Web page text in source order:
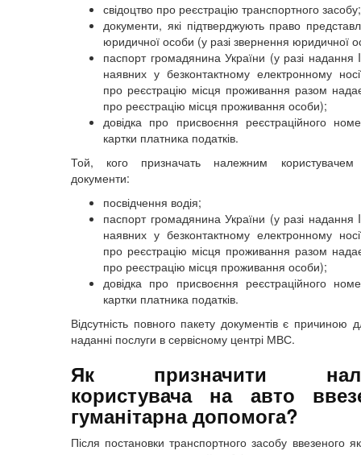
свідоцтво про реєстрацію транспортного засобу;
документи, які підтверджують право
юридичної особи (у разі звернення юридичної
паспорт громадянина України (у разі надання
наявних у безконтактному електронному
про реєстрацію місця проживання разом
про реєстрацію місця проживання особи);
довідка про присвоєння реєстраційного
картки платника податків.
Той, кого призначать належним
документи:
посвідчення водія;
паспорт громадянина України (у разі надання
наявних у безконтактному електронному
про реєстрацію місця проживання разом
про реєстрацію місця проживання особи);
довідка про присвоєння реєстраційного
картки платника податків.
Відсутність повного пакету документів є причиною
наданні послуги в сервісному центрі МВС.
Як призначити
користувача на авто
гуманітарна допомога?
Після постановки транспортного засобу ввезеного